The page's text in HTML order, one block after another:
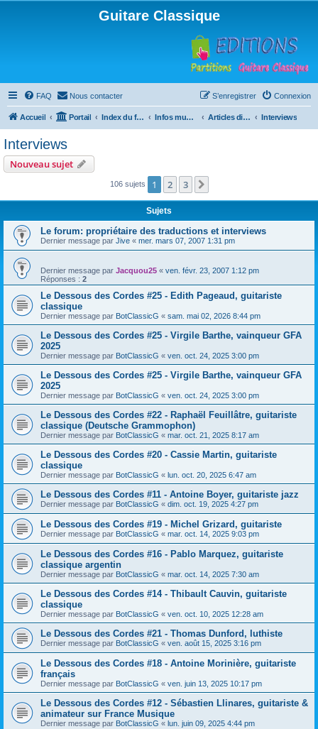
Guitare Classique
FAQ Nous contacter Connexion
S’enregistrer
Accueil Portail Index du forum Infos musicales Articles divers Interviews
Interviews
Nouveau sujet
106 sujets 1 2 3
Sujets
Le forum: propriétaire des traductions et interviews
Dernier message par Jive « mer. mars 07, 2007 1:31 pm
Dernier message par Jacquou25 « ven. févr. 23, 2007 1:12 pm
Réponses : 2
Le Dessous des Cordes #25 - Edith Pageaud, guitariste
classique
Dernier message par BotClassicG « sam. mai 02, 2026 8:44 pm
Le Dessous des Cordes #25 - Virgile Barthe, vainqueur GFA
2025
Dernier message par BotClassicG « ven. oct. 24, 2025 3:00 pm
Le Dessous des Cordes #25 - Virgile Barthe, vainqueur GFA
2025
Dernier message par BotClassicG « ven. oct. 24, 2025 3:00 pm
Le Dessous des Cordes #22 - Raphaël Feuillâtre, guitariste
classique (Deutsche Grammophon)
Dernier message par BotClassicG « mar. oct. 21, 2025 8:17 am
Le Dessous des Cordes #20 - Cassie Martin, guitariste
classique
Dernier message par BotClassicG « lun. oct. 20, 2025 6:47 am
Le Dessous des Cordes #11 - Antoine Boyer, guitariste jazz
Dernier message par BotClassicG « dim. oct. 19, 2025 4:27 pm
Le Dessous des Cordes #19 - Michel Grizard, guitariste
Dernier message par BotClassicG « mar. oct. 14, 2025 9:03 pm
Le Dessous des Cordes #16 - Pablo Marquez, guitariste
classique argentin
Dernier message par BotClassicG « mar. oct. 14, 2025 7:30 am
Le Dessous des Cordes #14 - Thibault Cauvin, guitariste
classique
Dernier message par BotClassicG « ven. oct. 10, 2025 12:28 am
Le Dessous des Cordes #21 - Thomas Dunford, luthiste
Dernier message par BotClassicG « ven. août 15, 2025 3:16 pm
Le Dessous des Cordes #18 - Antoine Morinière, guitariste
français
Dernier message par BotClassicG « ven. juin 13, 2025 10:17 pm
Le Dessous des Cordes #12 - Sébastien Llinares, guitariste &
animateur sur France Musique
Dernier message par BotClassicG « lun. juin 09, 2025 4:44 pm